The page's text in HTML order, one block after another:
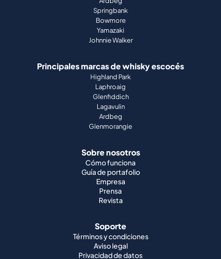
Springbank
Bowmore
Yamazaki
Johnnie Walker
Principales marcas de whisky escocés
Highland Park
Laphroaig
Glenfiddich
Lagavulin
Ardbeg
Glenmorangie
Sobre nosotros
Cómo funciona
Guía de portafolio
Empresa
Prensa
Revista
Soporte
Términos y condiciones
Aviso legal
Privacidad de datos